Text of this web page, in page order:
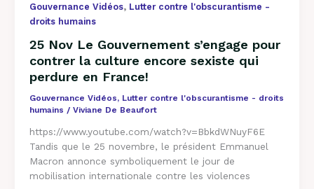
Gouvernance Vidéos, Lutter contre l'obscurantisme -
droits humains
25 Nov Le Gouvernement s’engage pour
contrer la culture encore sexiste qui
perdure en France!
Gouvernance Vidéos, Lutter contre l'obscurantisme - droits
humains / Viviane De Beaufort
https://www.youtube.com/watch?v=BbkdWNuyF6E
Tandis que le 25 novembre, le président Emmanuel
Macron annonce symboliquement le jour de
mobilisation internationale contre les violences
France!